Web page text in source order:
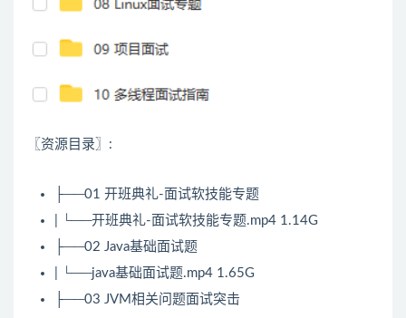
〖资源目录〗:
├──01 开班典礼-面试软技能专题
| └──开班典礼-面试软技能专题.mp4 1.14G
├──02 Java基础面试题
| └──java基础面试题.mp4 1.65G
├──03 JVM相关问题面试突击